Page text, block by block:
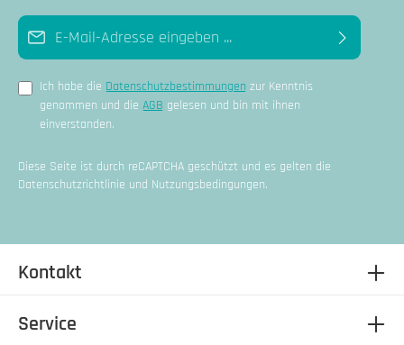
E-Mail-Adresse*
Ich habe die Datenschutzbestimmungen zur Kenntnis
genommen und die AGB gelesen und bin mit ihnen
einverstanden.
Diese Seite ist durch reCAPTCHA geschützt und es gelten die
Datenschutzrichtlinie und Nutzungsbedingungen.
Kontakt
Service